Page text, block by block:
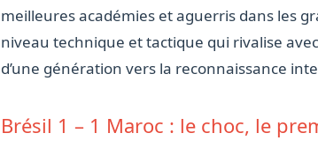
meilleures académies et aguerris dans les
niveau technique et tactique qui rivalise
d’une génération vers la reconnaissance
Brésil 1 – 1 Maroc : le choc, le